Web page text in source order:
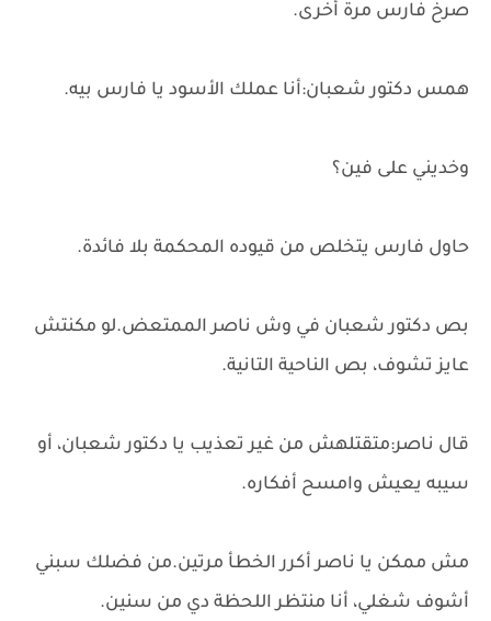
صرخ فارس مرة أخرى.
همس دكتور شعبان:أنا عملك الأسود يا فارس بيه.
وخديني على فين؟
حاول فارس يتخلص من قيوده المحكمة بلا فائدة.
بص دكتور شعبان في وش ناصر الممتعض.لو مكنتش
عايز تشوف، بص الناحية التانية.
قال ناصر:متقتلهش من غير تعذيب يا دكتور شعبان، أو
سيبه يعيش وامسح أفكاره.
مش ممكن يا ناصر أكرر الخطأ مرتين.من فضلك سبني
أشوف شغلي، أنا منتظر اللحظة دي من سنين.